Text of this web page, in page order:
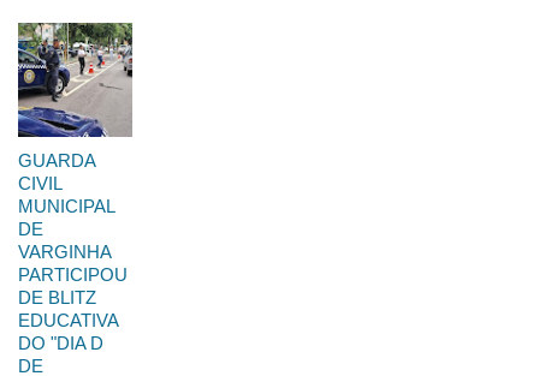
GUARDA
CIVIL
MUNICIPAL
DE
VARGINHA
PARTICIPOU
DE BLITZ
EDUCATIVA
DO "DIA D
DE